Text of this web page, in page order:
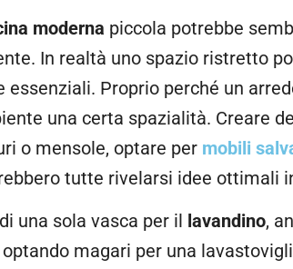
moderna piccola potrebbe
In realtà uno spazio ristretto
essenziali. Proprio perché un
una certa spazialità. Creare
o mensole, optare per mobili
tutte rivelarsi idee ottimali
una sola vasca per il lavandino,
magari per una